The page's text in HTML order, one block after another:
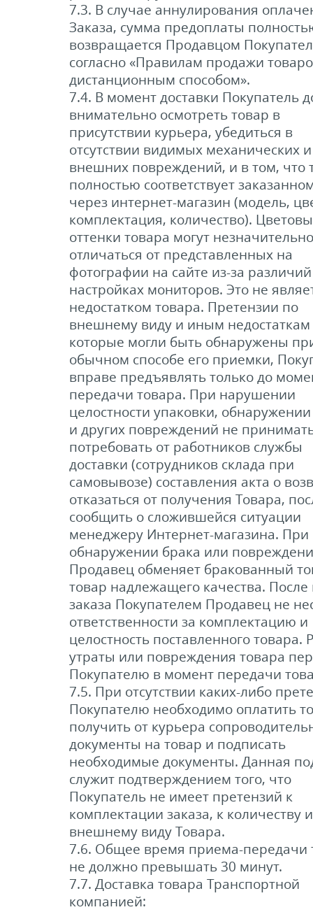
7.3. В случае аннулирования
Заказа, сумма предоплаты
возвращается Продавцом
согласно «Правилам продажи
дистанционным способом».
7.4. В момент доставки Покупатель
внимательно осмотреть товар в
присутствии курьера, убедиться в
отсутствии видимых механических
внешних повреждений, и в том, что
полностью соответствует
через интернет-магазин (модель,
комплектация, количество).
оттенки товара могут незначительно
отличаться от представленных на
фотографии на сайте из-за
настройках мониторов. Это не
недостатком товара. Претензии по
внешнему виду и иным недостаткам
которые могли быть обнаружены
обычном способе его приемки,
вправе предъявлять только до
передачи товара. При нарушении
целостности упаковки,
и других повреждений не
потребовать от работников службы
доставки (сотрудников склада при
самовывозе) составления акта о
отказаться от получения Товара,
сообщить о сложившейся ситуации
менеджеру Интернет-магазина. При
обнаружении брака или
Продавец обменяет бракованный
товар надлежащего качества.
заказа Покупателем Продавец не
ответственности за комплектацию и
целостность поставленного товара.
утраты или повреждения товара
Покупателю в момент передачи
7.5. При отсутствии каких-либо
Покупателю необходимо оплатить
получить от курьера
документы на товар и подписать
необходимые документы. Данная
служит подтверждением того, что
Покупатель не имеет претензий к
комплектации заказа, к количеству и
внешнему виду Товара.
7.6. Общее время приема-передачи
не должно превышать 30 минут.
7.7. Доставка товара Транспортной
компанией: